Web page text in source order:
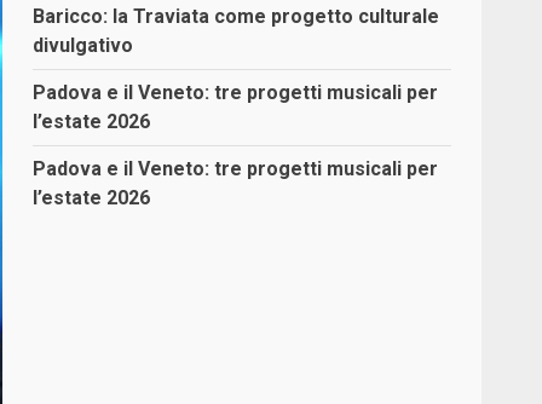
Baricco: la Traviata come progetto culturale
divulgativo
Padova e il Veneto: tre progetti musicali per
l’estate 2026
Padova e il Veneto: tre progetti musicali per
l’estate 2026